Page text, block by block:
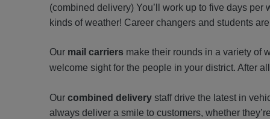
(combined delivery) You’ll work up to five days
kinds of weather! Career changers and students
Our mail carriers make their rounds in a variety of
welcome sight for the people in your district. After
Our combined delivery staff drive the latest in
always deliver a smile to customers, whether